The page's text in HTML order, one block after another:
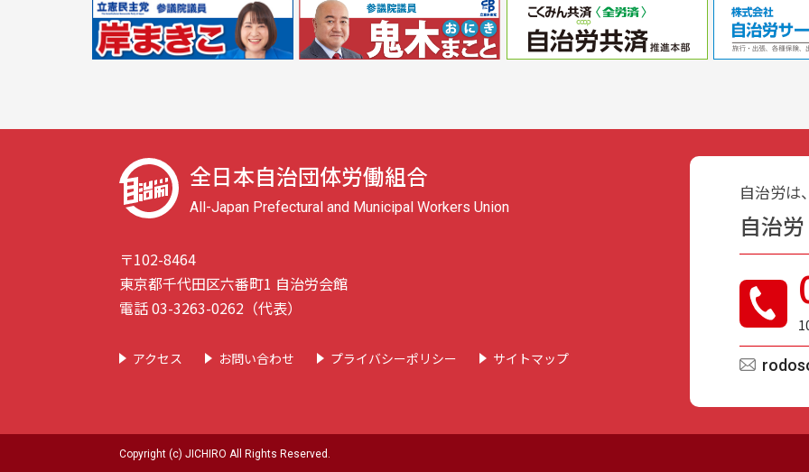
全日本自治団体労働組合
All-Japan Prefectural and Municipal Workers Union
〒102-8464
東京都千代田区六番町1 自治労会館
電話 03-3263-0262（代表）
アクセス お問い合わせ プライバシーポリシー サイトマップ
自治労は
自治
Copyright (c) JICHIRO All Rights Reserved.